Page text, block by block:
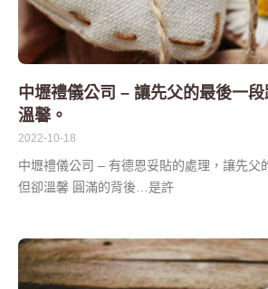
中壢禮儀公司 – 讓先父的最後一
溫馨。
2022-10-18
中壢禮儀公司 – 有德恩妥貼的處理，讓先父
但卻溫馨 圓滿的背後…是許